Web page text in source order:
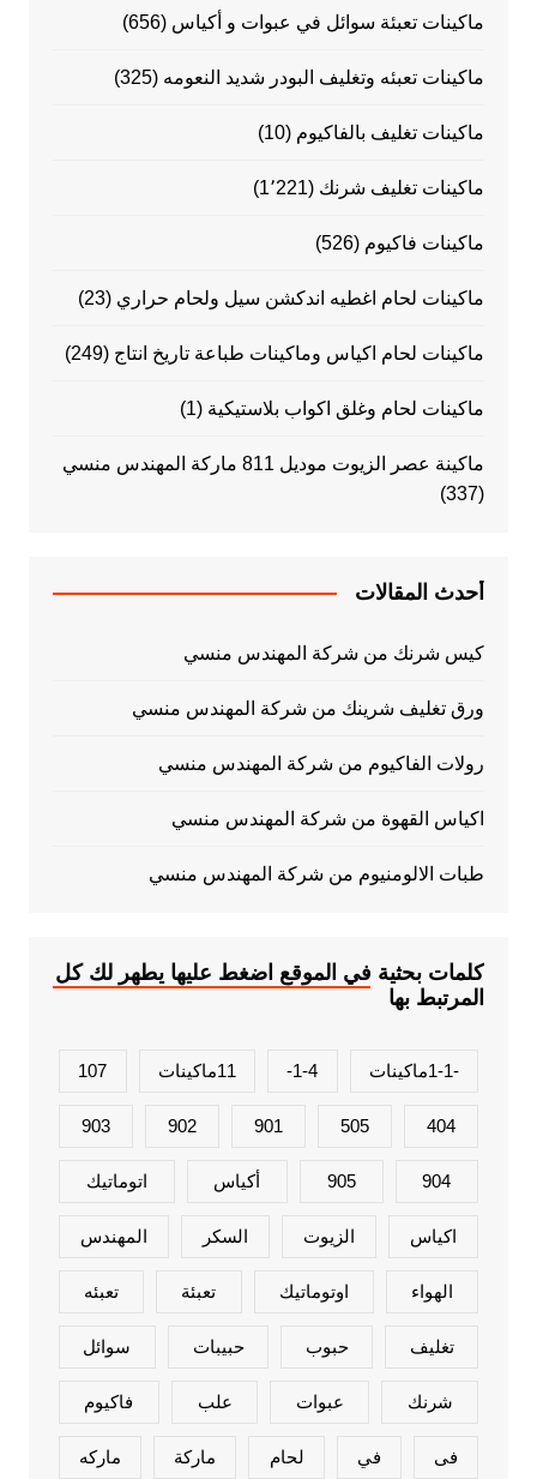
ماكينات تعبئة سوائل في عبوات و أكياس (656)
ماكينات تعبئه وتغليف البودر شديد النعومه (325)
ماكينات تغليف بالفاكيوم (10)
ماكينات تغليف شرنك (1٬221)
ماكينات فاكيوم (526)
ماكينات لحام اغطيه اندكشن سيل ولحام حراري (23)
ماكينات لحام اكياس وماكينات طباعة تاريخ انتاج (249)
ماكينات لحام وغلق اكواب بلاستيكية (1)
ماكينة عصر الزيوت موديل 811 ماركة المهندس منسي
(337)
أحدث المقالات
كيس شرنك من شركة المهندس منسي
ورق تغليف شرينك من شركة المهندس منسي
رولات الفاكيوم من شركة المهندس منسي
اكياس القهوة من شركة المهندس منسي
طبات الالومنيوم من شركة المهندس منسي
كلمات بحثية في الموقع اضغط عليها يطهر لك كل
المرتبط بها
-1-1ماكينات 1-4- 11ماكينات 107
404
505
901
902
903
904
905 أكياس اتوماتيك
اكياس الزيوت السكر المهندس
الهواء اوتوماتيك تعبئة تعبئه
تغليف حبوب حبيبات سوائل
شرنك عبوات علب فاكيوم
فى في لحام ماركة ماركه